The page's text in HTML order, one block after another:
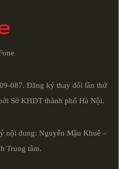
087. Đăng ký thay đổi lần thứ
Sở KHDT thành phố Hà Nội.
nội dung: Nguyễn Mậu Khuê –
Trung tâm.